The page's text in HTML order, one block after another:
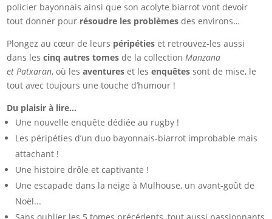
policier bayonnais ainsi que son acolyte biarrot vont devoir
tout donner pour résoudre les problèmes des environs…
Plongez au cœur de leurs péripéties et retrouvez-les aussi
dans lescinq autres tomes de la collectionManzana
et Patxaran, où lesaventureset lesenquêtessont de mise, le
tout avec toujours une touche d’humour !
Du plaisir à lire...
Une nouvelle enquête dédiée au rugby !
Les péripéties d’un duo bayonnais-biarrot improbable mais
attachant !
Une histoire drôle et captivante !
Une escapade dans la neige à Mulhouse, un avant-goût de
Noël...